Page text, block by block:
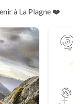
à La Plagne ❤️